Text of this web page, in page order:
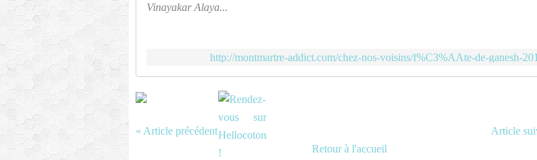
Vinayakar Alaya...
http://montmartre-addict.com/chez-nos-voisins/f%C3%AAte-de-ganesh-
« Article précédent
Article
Retour à l'accueil